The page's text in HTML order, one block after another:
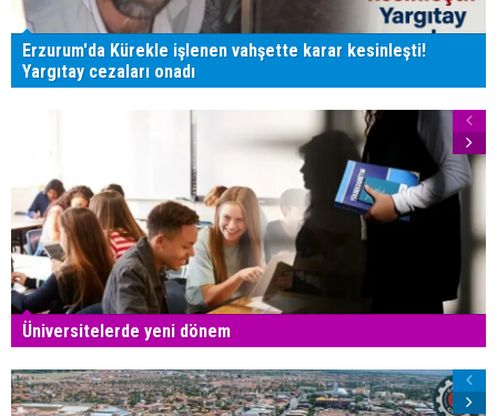
Erzurum'da Kürekle işlenen vahşette karar kesinleşti!
Yargıtay cezaları onadı
Üniversitelerde yeni dönem